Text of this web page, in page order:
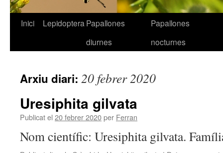
Vés
Inici Lepidoptera Papallones
diurnes
Papallones
nocturnes
Arxiu diari: 20 febrer 2020
Uresiphita gilvata
Publicat el 20 febrer 2020per Ferran
Nom científic: Uresiphita gilvata.